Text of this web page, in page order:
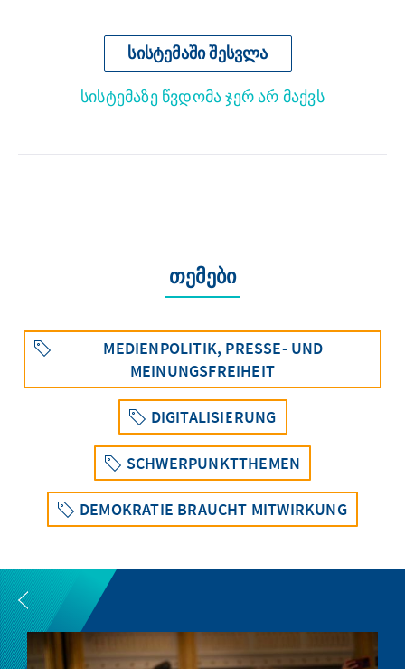
სისტემაში შესვლა
სისტემაზე წვდომა ჯერ არ მაქვს
თემები
MEDIENPOLITIK, PRESSE- UND
MEINUNGSFREIHEIT
DIGITALISIERUNG
SCHWERPUNKTTHEMEN
DEMOKRATIE BRAUCHT MITWIRKUNG